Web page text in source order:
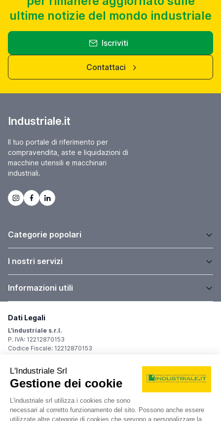
ultime notizie del mondo industriale
Iscriviti
Contattaci
Industriale.it
Il tuo portale di riferimento per
compravendita, aste e liquidazioni di
macchine utensili e macchinari
industriali.
Categorie popolari
I nostri servizi
Informazioni utili
Dati Legali
L'industriale s.r.l.
P. IVA: 12212870153
Codice Fiscale: 12212870153
Sede Legale
Via Carlo Dolci, 32
20148 Milano (MI)
Italy
Registro Imprese